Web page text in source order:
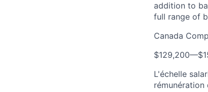
addition to
full range of
Canada
$129,200—
L'échelle